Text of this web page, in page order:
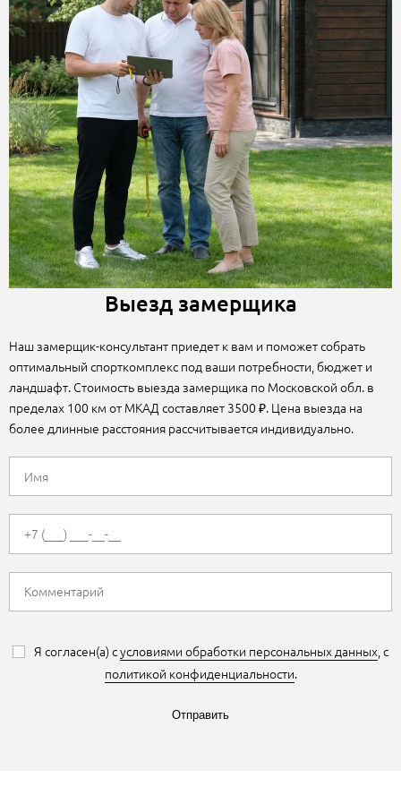
Выезд замерщика
Наш замерщик-консультант приедет к вам и поможет собрать
оптимальный спорткомплекс под ваши потребности, бюджет и
ландшафт. Стоимость выезда замерщика по Московской обл. в
пределах 100 км от МКАД составляет 3500 ₽. Цена выезда на
более длинные расстояния рассчитывается индивидуально.
Я согласен(а) сусловиями обработки персональных данных, с
политикой конфиденциальности.
Отправить